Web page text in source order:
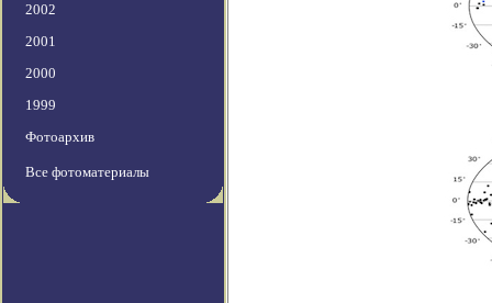
2002
2001
2000
1999
Фотоархив
Все фотоматериалы